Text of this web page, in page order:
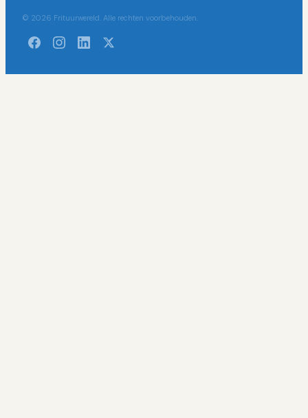
© 2026 Frituurwereld. Alle rechten voorbehouden.